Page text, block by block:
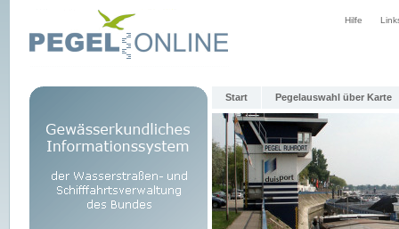
Hilfe
Start Pegelauswahl über Karte